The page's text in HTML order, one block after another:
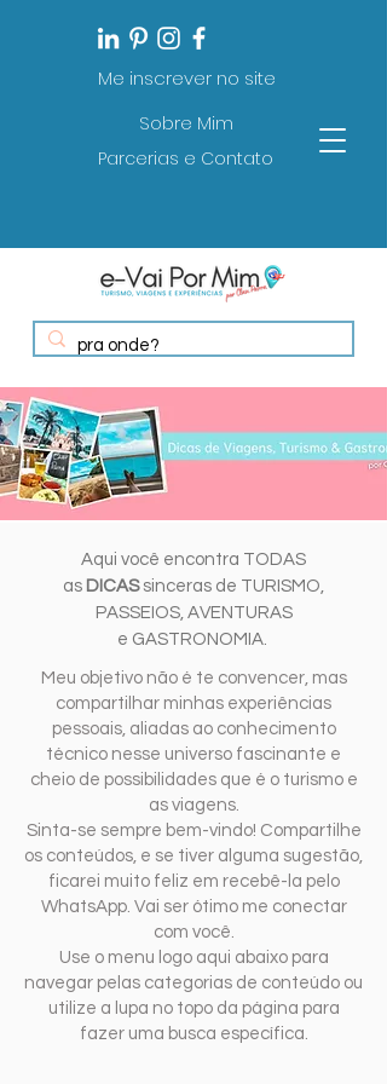
Me inscrever no site
Sobre Mim
Parcerias e Contato
Aqui você encontra TODAS
as DICASsinceras de TURISMO,
PASSEIOS, AVENTURAS
e GASTRONOMIA.
Meu objetivo não é te convencer, mas
compartilhar minhas experiências
pessoais, aliadas ao conhecimento
técnico nesse universo fascinante e
cheio de possibilidades que é o turismo e
as viagens.
Sinta-se sempre bem-vindo! Compartilhe
os conteúdos, e se tiver alguma sugestão,
ficarei muito feliz em recebê-la pelo
WhatsApp. Vai ser ótimo me conectar
com você.
Use o menu logo aqui abaixo para
navegar pelas categorias de conteúdo ou
utilize a lupa no topo da página para
fazer uma busca específica.